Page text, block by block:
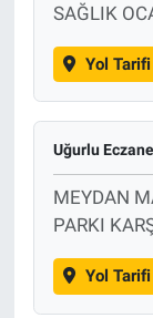
SAĞLIK
Yol
Uğurlu
MEYDAN
PARKI
Yol Tarifi